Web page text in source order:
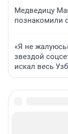
Медведицу
познакомили
«Я не
звездой
искал весь